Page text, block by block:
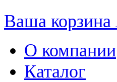
Ваша корзина
О компании
Каталог